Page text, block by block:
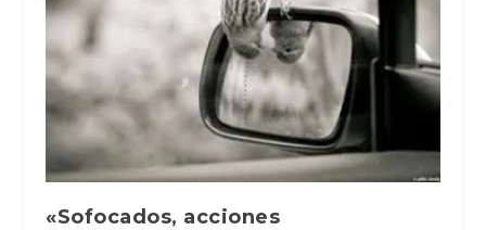
«Sofocados, acciones